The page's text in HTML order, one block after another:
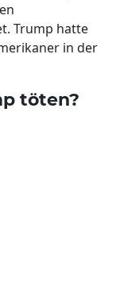
Trump hatte
in der
töten?